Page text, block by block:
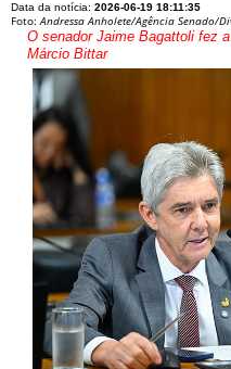
Data da notícia: 2026-06-19 18:11:35
Foto:Andressa Anholete/Agência Senado/
O senador Jaime Bagattoli fez
Márcio Bittar